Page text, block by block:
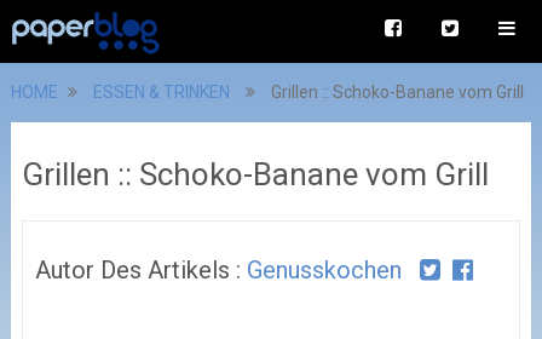
HOME ESSEN & TRINKEN Grillen :: Schoko-Banane vom Grill
Grillen :: Schoko-Banane vom Grill
Autor Des Artikels : Genusskochen